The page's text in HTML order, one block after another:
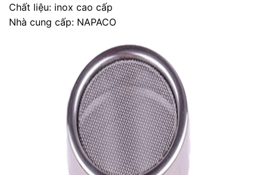
Chất liệu: inox cao cấp
Nhà cung cấp: NAPACO